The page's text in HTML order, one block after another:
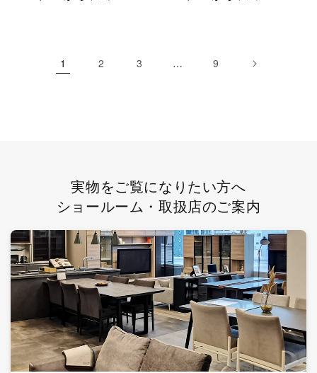
1 2 3 … 9
実物をご覧になりたい方へ
ショールーム・取扱店のご案内